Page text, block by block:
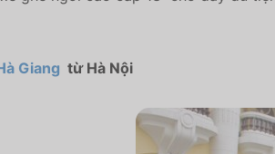
Giang từ Hà Nội